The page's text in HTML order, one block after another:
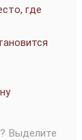
где
Выделите